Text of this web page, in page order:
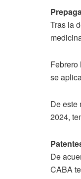
Tras la
Febrero
se
De este
2024,
De
CABA